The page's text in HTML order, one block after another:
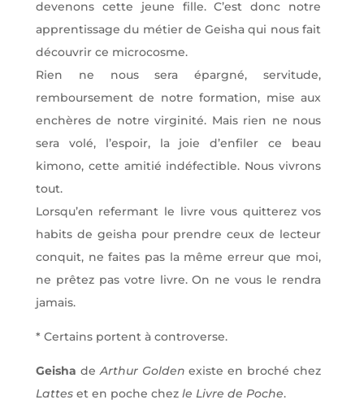
devenons cette jeune fille. C’est donc notre
apprentissage du métier de Geisha qui nous fait
découvrir ce microcosme.
Rien ne nous sera épargné, servitude,
remboursement de notre formation, mise aux
enchères de notre virginité. Mais rien ne nous
sera volé, l’espoir, la joie d’enfiler ce beau
kimono, cette amitié indéfectible. Nous vivrons
tout.
Lorsqu’en refermant le livre vous quitterez vos
habits de geisha pour prendre ceux de lecteur
conquit, ne faites pas la même erreur que moi,
ne prêtez pas votre livre. On ne vous le rendra
jamais.
* Certains portent à controverse.
Geisha deArthur Golden existe en broché chez
Latteset en poche chez le Livre de Poche.